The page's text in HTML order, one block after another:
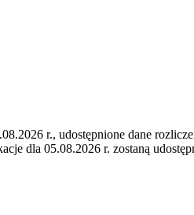
r., udostępnione dane
dla 05.08.2026 r. zostaną